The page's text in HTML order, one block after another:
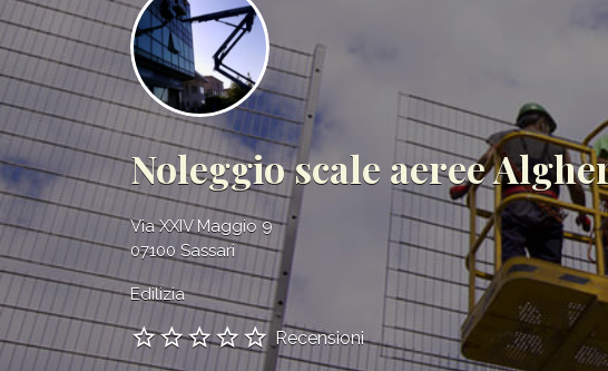
Noleggio scale aeree
Via XXIV Maggio 9
07100 Sassari
Edilizia
Recensioni